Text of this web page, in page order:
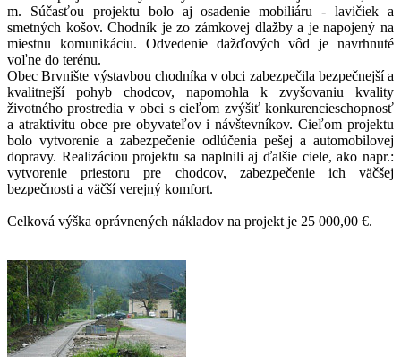
m. Súčasťou projektu bolo aj osadenie mobiliáru - lavičiek a
smetných košov. Chodník je zo zámkovej dlažby a je napojený na
miestnu komunikáciu. Odvedenie dažďových vôd je navrhnuté
voľne do terénu.
Obec Brvnište výstavbou chodníka v obci zabezpečila bezpečnejší a
kvalitnejší pohyb chodcov, napomohla k zvyšovaniu kvality
životného prostredia v obci s cieľom zvýšiť konkurencieschopnosť
a atraktivitu obce pre obyvateľov i návštevníkov. Cieľom projektu
bolo vytvorenie a zabezpečenie odlúčenia pešej a automobilovej
dopravy. Realizáciou projektu sa naplnili aj ďalšie ciele, ako napr.:
vytvorenie priestoru pre chodcov, zabezpečenie ich väčšej
bezpečnosti a väčší verejný komfort.
Celková výška oprávnených nákladov na projekt je 25 000,00 €.